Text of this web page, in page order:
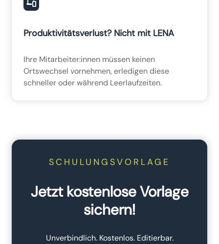
Produktivitätsverlust? Nicht mit LENA
Ihre Mitarbeiter:innen müssen keinen
Ortswechsel vornehmen, erledigen diese
schneller oder während Leerlaufzeiten.
SCHULUNGSVORLAGE
Jetzt kostenlose Vorlage
sichern!
Unverbindlich. Kostenlos. Editierbar.